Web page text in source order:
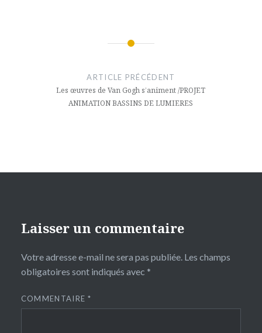
l’article
ARTICLE PRÉCÉDENT
Les œuvres de Van Gogh s’animent /PROJET
ANIMATION BASSINS DE LUMIERES
Laisser un commentaire
Votre adresse e-mail ne sera pas publiée. Les champs
obligatoires sont indiqués avec *
COMMENTAIRE*